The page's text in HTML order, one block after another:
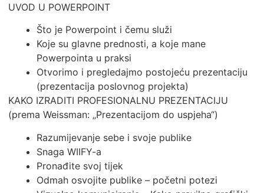
UVOD U POWERPOINT
Što je Powerpoint i čemu služi
Koje su glavne prednosti, a koje mane
Powerpointa u praksi
Otvorimo i pregledajmo postojeću prezentaciju
(prezentacija poslovnog projekta)
KAKO IZRADITI PROFESIONALNU PREZENTACIJU
(prema Weissman: „Prezentacijom do uspjeha“)
Razumijevanje sebe i svoje publike
Snaga WIIFY-a
Pronađite svoj tijek
Odmah osvojite publike – početni potezi